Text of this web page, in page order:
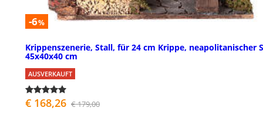
-6%
Krippenszenerie, Stall, für 24 cm Krippe, neapolitanischer
45x40x40 cm
AUSVERKAUFT
€ 168,26 € 179,00